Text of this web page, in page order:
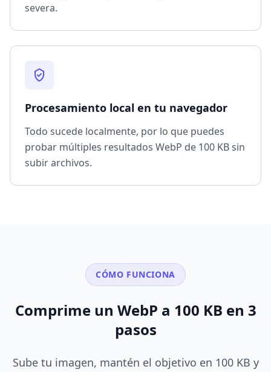
severa.
Procesamiento local en tu navegador
Todo sucede localmente, por lo que puedes
probar múltiples resultados WebP de 100 KB sin
subir archivos.
CÓMO FUNCIONA
Comprime un WebP a 100 KB en 3
pasos
Sube tu imagen, mantén el objetivo en 100 KB y